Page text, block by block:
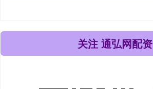
关注 通弘网配资